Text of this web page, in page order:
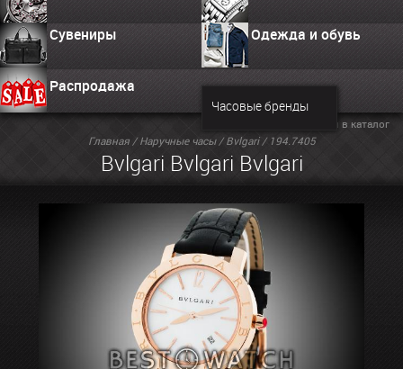
Сувениры Одежда и обувь
Распродажа
Часовые бренды
Главная/Наручные часы/Bvlgari/ 194.7405
Bvlgari Bvlgari Bvlgari
Вернуться в каталог